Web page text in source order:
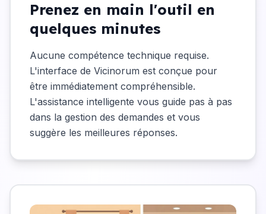
Prenez en main l'outil en
quelques minutes
Aucune compétence technique requise.
L'interface de Vicinorum est conçue pour
être immédiatement compréhensible.
L'assistance intelligente vous guide pas à pas
dans la gestion des demandes et vous
suggère les meilleures réponses.